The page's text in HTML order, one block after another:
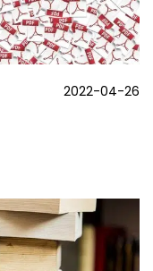
2022-04-26